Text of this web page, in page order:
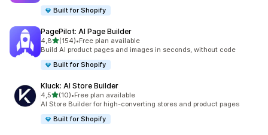
Built for Shopify
PagePilot: AI Page Builder
4,8stelle su 5
(154)
154 recensioni totali
•Free plan available
Build AI product pages and images in seconds, without code
Built for Shopify
Kluck: AI Store Builder
4,5stelle su 5
(10)
10 recensioni totali
•Free plan available
AI Store Builder for high-converting stores and product pages
Built for Shopify